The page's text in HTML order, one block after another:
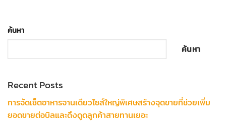
ค้นหา
ค้นหา
Recent Posts
การจัดเซ็ตอาหารจานเดียวไซส์ใหญ่พิเศษสร้างจุดขายที่ช่วยเพิ่ม
ยอดขายต่อบิลและดึงดูดลูกค้าสายทานเยอะ